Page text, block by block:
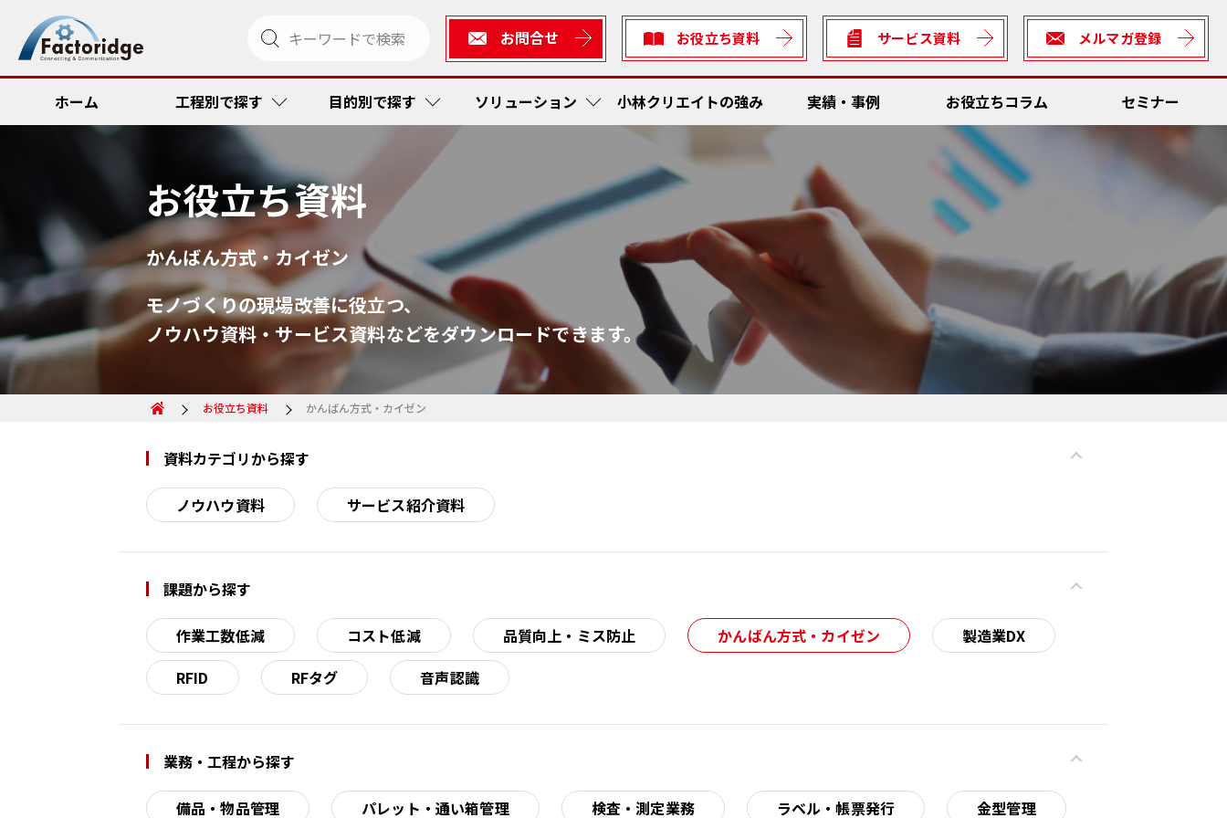
お問合せ お役立ち資料 サービス資料 メルマガ登録
ホーム 工程別で探す
調達・発注 生産
受注・出荷 検査
その他
目的別で探す
リードタイム短縮・社内在庫品低減 作業工数低減
品質向上・ミス防止 予防保全
コスト低減 かんばん方式・カイゼン向けソリューション
トレーサビリティ 工程内の車両との連携・輸送資材管理
ソリューション
金型管理ソリューション RFIDソリューション
ペーパーメディアソリューション 在庫管理システム
トラック便到着・出発管理システム
小林クリエイトの強み 実績・事例 お役立ちコラム
RFID かんばん方式・カイゼン
コスト低減 トレーサビリティ
リードタイム短縮
品質向上 現場改善ネタ・アイデア
セミナー
お役立ち資料
かんばん方式・カイゼン
モノづくりの現場改善に役立つ、
ノウハウ資料・サービス資料などをダウンロードできます。
お役立ち資料 かんばん方式・カイゼン
資料カテゴリから探す
ノウハウ資料 サービス紹介資料
課題から探す
作業工数低減 コスト低減 品質向上・ミス防止 かんばん方式・カイゼン
製造業DX
RFID
RFタグ 音声認識
業務・工程から探す
備品・物品管理 パレット・通い箱管理 検査・測定業務 ラベル・帳票発行 金型管理